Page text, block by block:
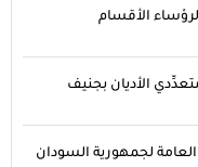
الأقسام
الأديان بجنيف
العامة لجمهورية السودان